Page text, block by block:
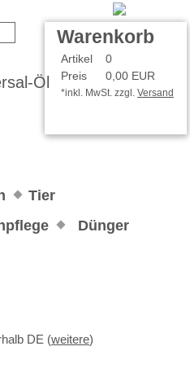
Warenkorb
Artikel
0
Preis
0,00 EUR
*inkl. MwSt. zzgl. Versand
Tier
Dünger
DE (weitere)